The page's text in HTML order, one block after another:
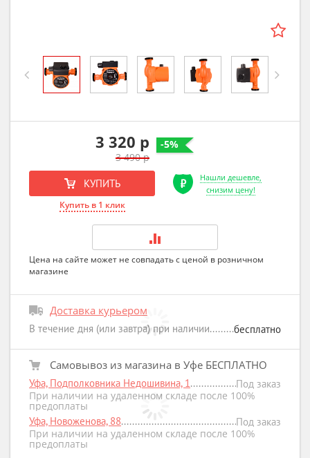
Previous
3 320 р
3 490 р
КУПИТЬ
Купить в 1 клик
Нашли дешевле,
снизим цену!
-5%
Цена на сайте может не совпадать с ценой в розничном
магазине
Доставка курьером
В течение дня (или завтра) при наличии бесплатно
Самовывоз из магазина в Уфе БЕСПЛАТНО
Уфа, Подполковника Недошивина, 1
Под заказ
При наличии на удаленном складе после 100%
предоплаты
Уфа, Новоженова, 88
Под заказ
При наличии на удаленном складе после 100%
предоплаты